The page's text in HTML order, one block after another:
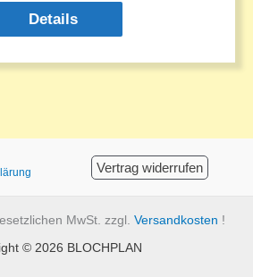
Details
Vertrag widerrufen
MwSt. zzgl. Versandkosten !
© 2026 BLOCHPLAN